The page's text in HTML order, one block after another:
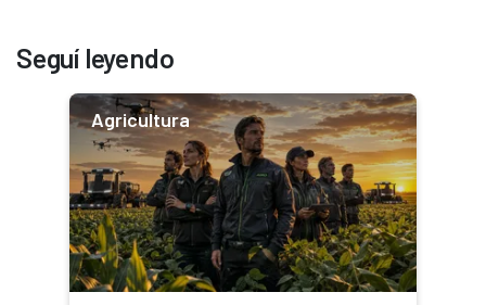
Seguí leyendo
Agricultura